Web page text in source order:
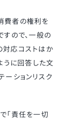
費者の権利を
すので、一般の
対応コストはか
うに回答した文
ーションリスク
「責任を一切